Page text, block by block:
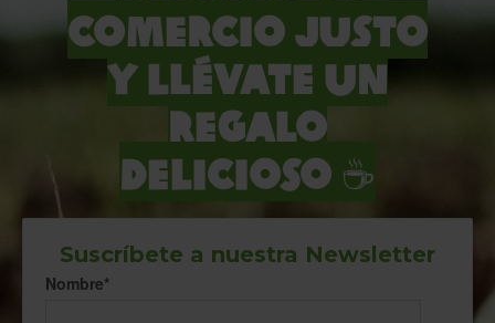
Comercio Justo
y llévate un
regalo
delicioso ☕
Suscríbete a nuestra Newsletter
Nombre*